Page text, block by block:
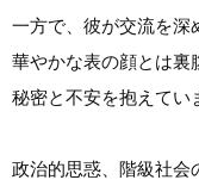
一方で、彼が交流を深
華やかな表の顔とは裏
秘密と不安を抱えてい
政治的思惑、階級社会